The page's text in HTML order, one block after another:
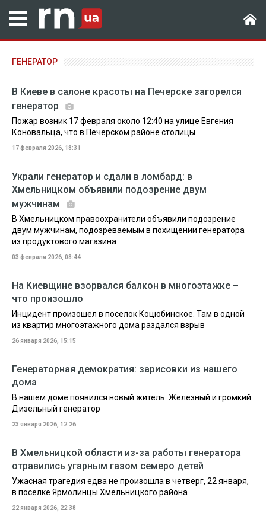
ГЕНЕРАТОР
В Киеве в салоне красоты на Печерске загорелся
генератор
Пожар возник 17 февраля около 12:40 на улице Евгения
Коновальца, что в Печерском районе столицы
17 февраля 2026, 18:31
Украли генератор и сдали в ломбард: в
Хмельницком объявили подозрение двум
мужчинам
В Хмельницком правоохранители объявили подозрение
двум мужчинам, подозреваемым в похищении генератора
из продуктового магазина
03 февраля 2026, 08:44
На Киевщине взорвался балкон в многоэтажке –
что произошло
Инцидент произошел в поселок Коцюбинское. Там в одной
из квартир многоэтажного дома раздался взрыв
26 января 2026, 15:15
Генераторная демократия: зарисовки из нашего
дома
В нашем доме появился новый житель. Железный и громкий.
Дизельный генератор
23 января 2026, 12:26
В Хмельницкой области из-за работы генератора
отравились угарным газом семеро детей
Ужасная трагедия едва не произошла в четверг, 22 января,
в поселке Ярмолинцы Хмельницкого района
22 января 2026, 22:38